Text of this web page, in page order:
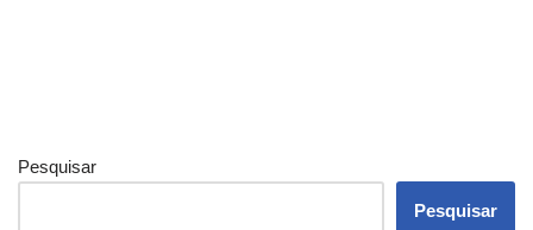
Pesquisar
Pesquisar